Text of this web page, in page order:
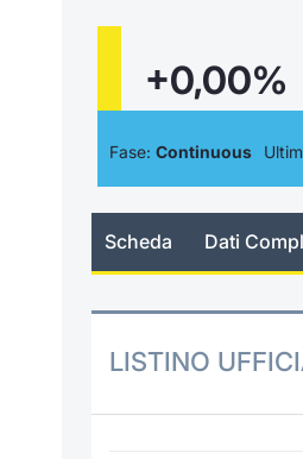
+0,00%
Fase: Continuous
Scheda Dati
LISTINO